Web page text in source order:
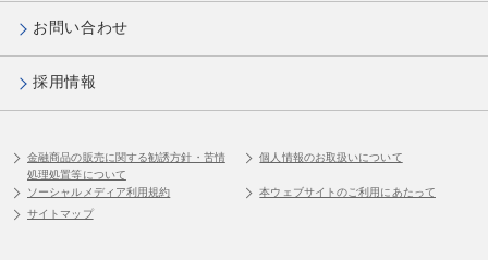
お問い合わせ
採用情報
金融商品の販売に関する勧誘方針・苦情
処理処置等について
個人情報のお取扱いについて
ソーシャルメディア利用規約
本ウェブサイトのご利用にあたって
サイトマップ